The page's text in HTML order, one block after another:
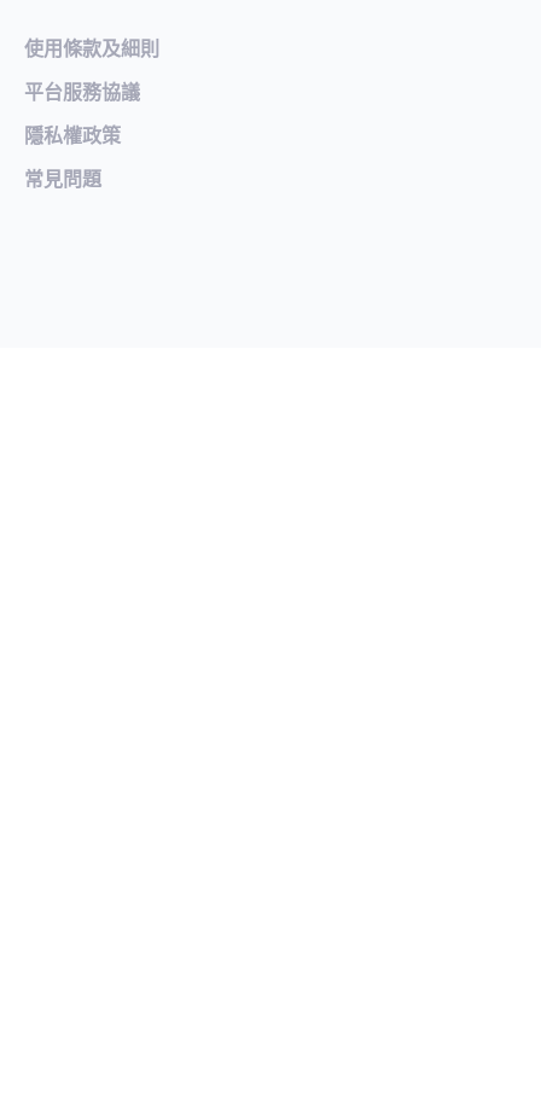
使用條款及細則
平台服務協議
隱私權政策
常見問題​